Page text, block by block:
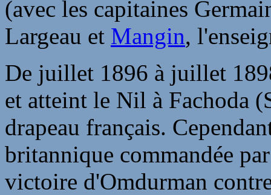
(avec les capitaines
Largeau et Mangin,
De juillet 1896 à juillet
et atteint le Nil à Fachoda
drapeau français.
britannique commandée
victoire d'Omdurman